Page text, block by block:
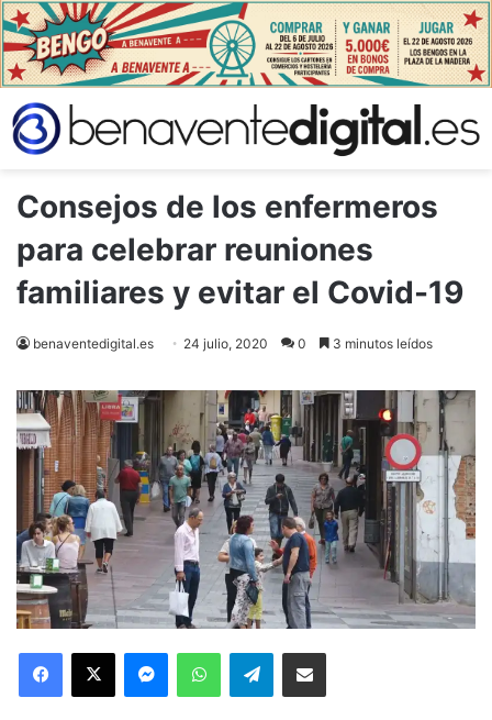
Consejos de los enfermeros
para celebrar reuniones
familiares y evitar el Covid-19
benaventedigital.es 24 julio, 2020 0 3 minutos leídos
Facebook
X MessengerWhatsAppTelegramCompartir via Email